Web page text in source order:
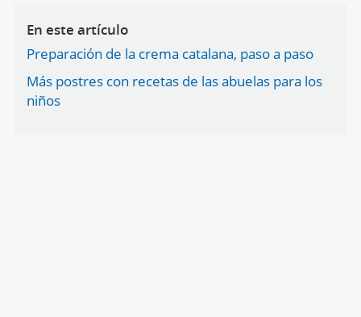
En este artículo
Preparación de la crema catalana, paso a paso
Más postres con recetas de las abuelas para los
niños